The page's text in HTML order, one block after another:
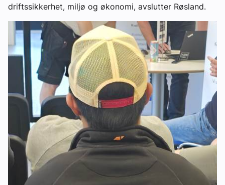
driftssikkerhet, miljø og økonomi, avslutter Røsland.